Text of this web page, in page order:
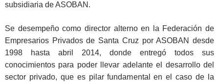
subsidiaria de ASOBAN.
Se desempeño como director alterno en la Federación de
Empresarios Privados de Santa Cruz por ASOBAN desde
1998 hasta abril 2014, donde entregó todos sus
conocimientos para poder llevar adelante el desarrollo del
sector privado, que es pilar fundamental en el caso de la